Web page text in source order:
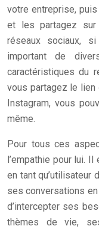
votre entreprise,
et les partagez sur
réseaux sociaux,
important de
caractéristiques du
vous partagez le
Instagram, vous
même.
Pour tous ces
l’empathie pour lui.
en tant qu’utilisateur
ses conversations
d’intercepter ses
thèmes de vie,